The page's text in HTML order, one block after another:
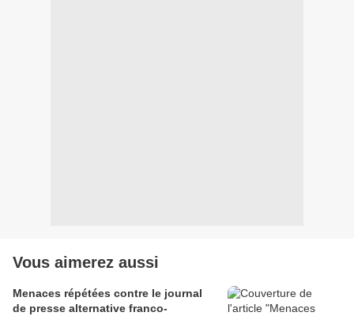
Vous aimerez aussi
Menaces répétées contre le journal
de presse alternative franco-